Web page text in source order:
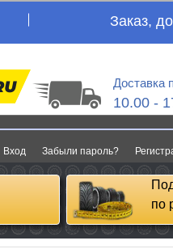
Заказ,
Доставка
10.00 -
Вход Забыли пароль?
по